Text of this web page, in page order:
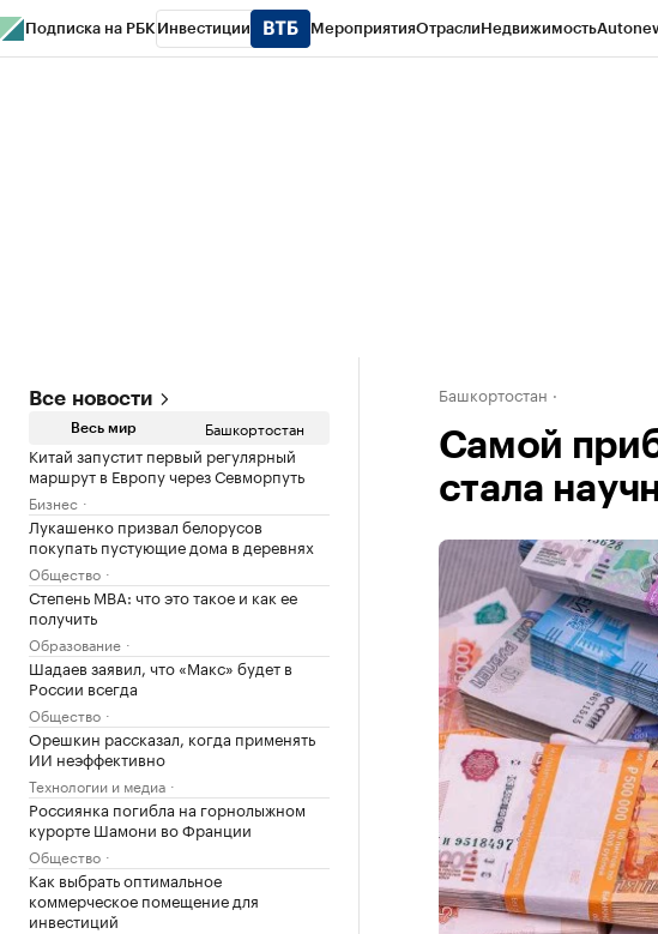
Подписка на РБК Инвестиции МероприятияОтраслиНедвижимость
Все новости
Весь мир Башкортостан
Китай запустит первый регулярный
маршрут в Европу через Севморпуть
Бизнес
Лукашенко призвал белорусов
покупать пустующие дома в деревнях
Общество
Степень MBA: что это такое и как ее
получить
Образование
Шадаев заявил, что «Макс» будет в
России всегда
Общество
Орешкин рассказал, когда применять
ИИ неэффективно
Технологии и медиа
Россиянка погибла на горнолыжном
курорте Шамони во Франции
Общество
Как выбрать оптимальное
коммерческое помещение для
инвестиций
Башкортостан
Самой
стала